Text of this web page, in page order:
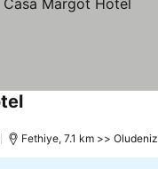
Zobraziť ceny
Fethiye, 7.1 km >> Oludeniz